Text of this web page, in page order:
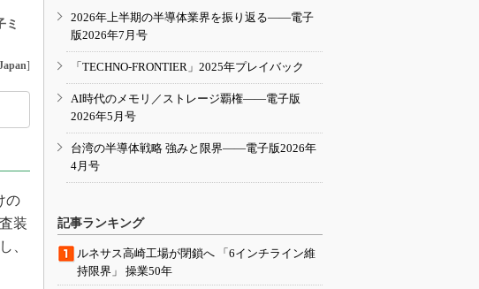
人とくるま展
ミ
]
の
装
、
2026年上半期の半導体業界を振り返る――電子
版2026年7月号
「TECHNO-FRONTIER」2025年プレイバック
AI時代のメモリ／ストレージ覇権――電子版
2026年5月号
台湾の半導体戦略 強みと限界――電子版2026年
4月号
記事ランキング
ルネサス高崎工場が閉鎖へ 「6インチライン維
持限界」 操業50年